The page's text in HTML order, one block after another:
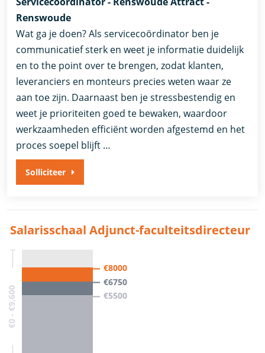
Renswoude
Wat ga je doen? Als servicecoördinator ben je
communicatief sterk en weet je informatie duidelijk
en to the point over te brengen, zodat klanten,
leveranciers en monteurs precies weten waar ze
aan toe zijn. Daarnaast ben je stressbestendig en
weet je prioriteiten goed te bewaken, waardoor
werkzaamheden efficiënt worden afgestemd en het
proces soepel blijft …
Solliciteer
Salarisschaal Adjunct-faculteitsdirecteur
€0 - €9,600
€8000
€6750
€5500